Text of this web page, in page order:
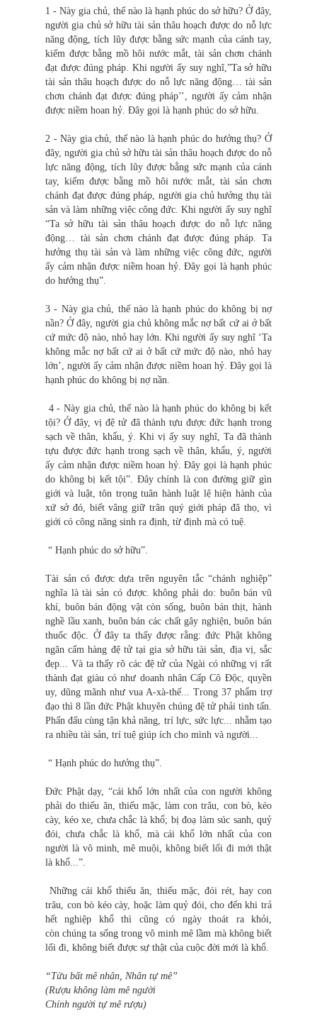
1 - Này gia chủ, thế nào là hạnh phúc do sở hữu? Ở đây,
người gia chủ sở hữu tài sản thâu hoạch được do nỗ lực
năng động, tích lũy được bằng sức mạnh của cánh tay,
kiếm được bằng mồ hôi nước mắt, tài sản chơn chánh
đạt được đúng pháp. Khi người ấy suy nghĩ,”Ta sở hữu
tài sản thâu hoạch được do nỗ lực năng động… tài sản
chơn chánh đạt được đúng pháp’’, người ấy cảm nhận
được niềm hoan hỷ. Đây gọi là hạnh phúc do sở hữu.
2 - Này gia chủ, thế nào là hạnh phúc do hưởng thụ? Ở
đây, người gia chủ sở hữu tài sản thâu hoạch được do nỗ
lực năng động, tích lũy được bằng sức mạnh của cánh
tay, kiếm được bằng mồ hôi nước mắt, tài sản chơn
chánh đạt được đúng pháp, người gia chủ hưởng thụ tài
sản và làm những việc công đức. Khi người ấy suy nghĩ
“Ta sở hữu tài sản thâu hoạch được do nỗ lực năng
động… tài sản chơn chánh đạt được đúng pháp. Ta
hưởng thụ tài sản và làm những việc công đức, người
ấy cảm nhận được niềm hoan hỷ. Đây gọi là hạnh phúc
do hưởng thụ”.
3 - Này gia chủ, thế nào là hạnh phúc do không bị nợ
nần? Ở đây, người gia chủ không mắc nợ bất cứ ai ở bất
cứ mức độ nào, nhỏ hay lớn. Khi người ấy suy nghĩ ‘Ta
không mắc nợ bất cứ ai ở bất cứ mức độ nào, nhỏ hay
lớn’, người ấy cảm nhận được niềm hoan hỷ. Đây gọi là
hạnh phúc do không bị nợ nần.
4 - Này gia chủ, thế nào là hạnh phúc do không bị kết
tội? Ở đây, vị đệ tử đã thành tựu được đức hạnh trong
sạch về thân, khẩu, ý. Khi vị ấy suy nghĩ, Ta đã thành
tựu được đức hạnh trong sạch về thân, khẩu, ý, người
ấy cảm nhận được niềm hoan hỷ. Đây gọi là hạnh phúc
do không bị kết tội”. Đây chính là con đường giữ gìn
giới và luật, tôn trọng tuân hành luật lệ hiện hành của
xứ sở đó, biết vâng giữ trân quý giới pháp đã thọ, vì
giới có công năng sinh ra định, từ định mà có tuệ.
“ Hạnh phúc do sở hữu”.
Tài sản có được dựa trên nguyên tắc “chánh nghiệp”
nghĩa là tài sản có được. không phải do: buôn bán vũ
khí, buôn bán động vật còn sống, buôn bán thịt, hành
nghề lầu xanh, buôn bán các chất gây nghiện, buôn bán
thuốc độc. Ở đây ta thấy được rằng: đức Phật không
ngăn cấm hàng đệ tử tại gia sở hữu tài sản, địa vị, sắc
đẹp... Và ta thấy rõ các đệ tử của Ngài có những vị rất
thành đạt giàu có như doanh nhân Cấp Cô Độc, quyền
uy, dũng mãnh như vua A-xà-thế... Trong 37 phẩm trợ
đạo thì 8 lần đức Phật khuyên chúng đệ tử phải tinh tấn.
Phấn đấu cùng tận khả năng, trí lực, sức lực... nhằm tạo
ra nhiều tài sản, trí tuệ giúp ích cho mình và người...
“ Hạnh phúc do hưởng thụ”.
Đức Phật dạy, “cái khổ lớn nhất của con người không
phải do thiếu ăn, thiếu mặc, làm con trâu, con bò, kéo
cày, kéo xe, chưa chắc là khổ; bị đoạ làm súc sanh, quỷ
đói, chưa chắc là khổ, mà cái khổ lớn nhất của con
người là vô minh, mê muội, không biết lối đi mới thật
là khổ...”.
Những cái khổ thiếu ăn, thiếu mặc, đói rét, hay con
trâu, con bò kéo cày, hoặc làm quỷ đói, cho đến khi trả
hết nghiệp khổ thì cũng có ngày thoát ra khỏi,
còn chúng ta sống trong vô minh mê lầm mà không biết
lối đi, không biết được sự thật của cuộc đời mới là khổ.
“Tửu bất mê nhân, Nhân tự mê”
(Rượu không làm mê người
Chính người tự mê rượu)